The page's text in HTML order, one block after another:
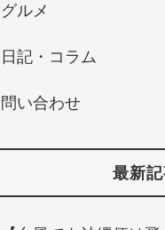
グルメ
日記・コラム
問い合わせ
最新